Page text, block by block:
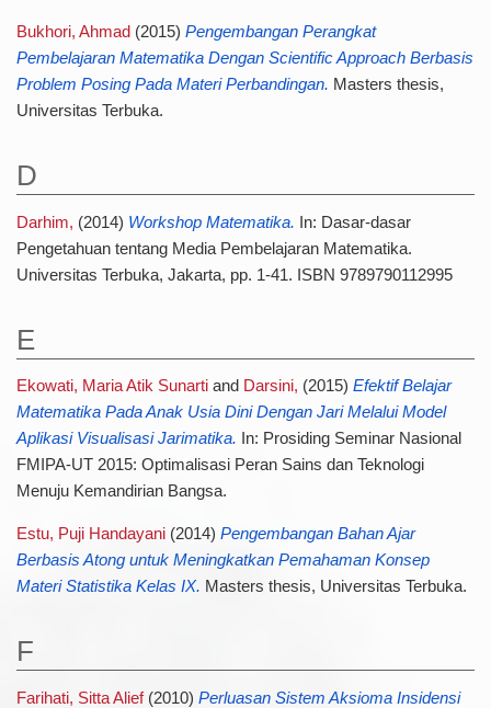
Bukhori, Ahmad (2015) Pengembangan Perangkat
Pembelajaran Matematika Dengan Scientific Approach Berbasis
Problem Posing Pada Materi Perbandingan. Masters thesis,
Universitas Terbuka.
D
Darhim, (2014) Workshop Matematika. In: Dasar-dasar
Pengetahuan tentang Media Pembelajaran Matematika.
Universitas Terbuka, Jakarta, pp. 1-41. ISBN 9789790112995
E
Ekowati, Maria Atik Sunartiand Darsini, (2015) Efektif Belajar
Matematika Pada Anak Usia Dini Dengan Jari Melalui Model
Aplikasi Visualisasi Jarimatika. In: Prosiding Seminar Nasional
FMIPA-UT 2015: Optimalisasi Peran Sains dan Teknologi
Menuju Kemandirian Bangsa.
Estu, Puji Handayani(2014) Pengembangan Bahan Ajar
Berbasis Atong untuk Meningkatkan Pemahaman Konsep
Materi Statistika Kelas IX. Masters thesis, Universitas Terbuka.
F
Farihati, Sitta Alief(2010) Perluasan Sistem Aksioma Insidensi